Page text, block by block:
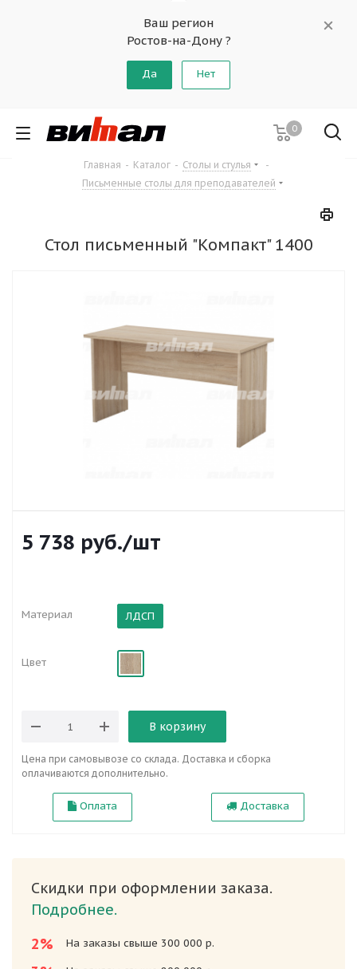
Ваш регион
Ростов-на-Дону ?
Да Нет
0
Главная - Каталог - Столы и стулья
-
Письменные столы для преподавателей
Стол письменный "Компакт" 1400
5 738 руб./шт
Материал ЛДСП
Цвет
В корзину
Цена при самовывозе со склада. Доставка и сборка
оплачиваются дополнительно.
Оплата Доставка
Скидки при оформлении заказа.
Подробнее.
2%
На заказы свыше 300 000 р.